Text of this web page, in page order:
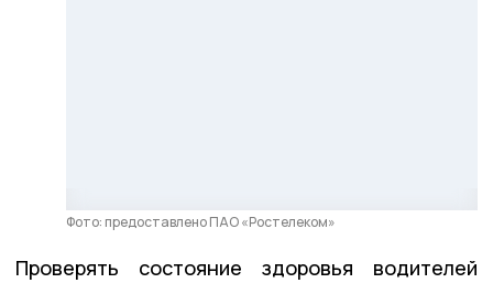
Фото: предоставлено ПАО «Ростелеком»
Проверять состояние здоровья водителей